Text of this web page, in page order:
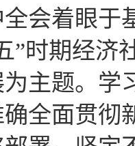
会着眼于
”时期经
主题。学
全面贯彻